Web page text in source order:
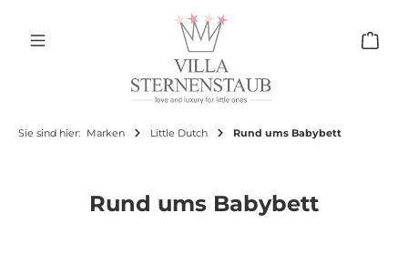
Zum Hauptinhalt springen
Sie sind hier: Marken Little Dutch Rund ums Babybett
Rund ums Babybett